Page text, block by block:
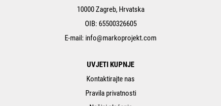
10000 Zagreb, Hrvatska
OIB: 65500326605
E-mail: info@markoprojekt.com
UVJETI KUPNJE
Kontaktirajte nas
Pravila privatnosti